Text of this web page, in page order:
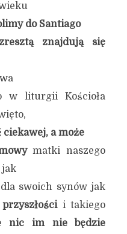
do Santiago
znajdują się
w liturgii Kościoła
ciekawej, a może
matki naszego
jak
dla swoich synów jak
i takiego
nic im nie będzie